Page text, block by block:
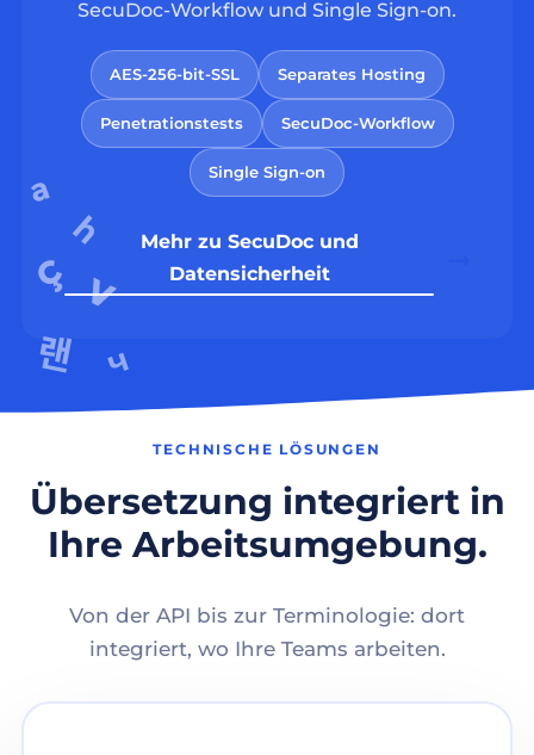
SecuDoc-Workflow und Single Sign-on.
AES-256-bit-SSL Separates Hosting
Penetrationstests SecuDoc-Workflow
Single Sign-on
Mehr zu SecuDoc und
Datensicherheit
TECHNISCHE LÖSUNGEN
Übersetzung integriert in
Ihre Arbeitsumgebung.
Von der API bis zur Terminologie: dort
integriert, wo Ihre Teams arbeiten.